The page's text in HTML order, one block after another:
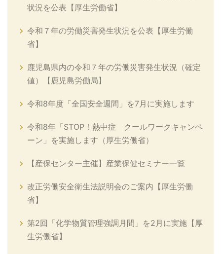
状況を公表【厚生労働省】
令和７年の労働災害発生状況を公表【厚生労働
省】
鹿児島県内の令和７年の労働災害発生状況（確定
値）【鹿児島労働局】
令和8年度「全国安全週間」を7月に実施します
令和8年「STOP！熱中症 クールワークキャンペ
ーン」を実施します（厚生労働省）
【産保センター主催】産業保健セミナー一覧
改正労働安全衛生法説明会のご案内【厚生労働
省】
第2回「化学物質管理強調月間」を2月に実施【厚
生労働省】